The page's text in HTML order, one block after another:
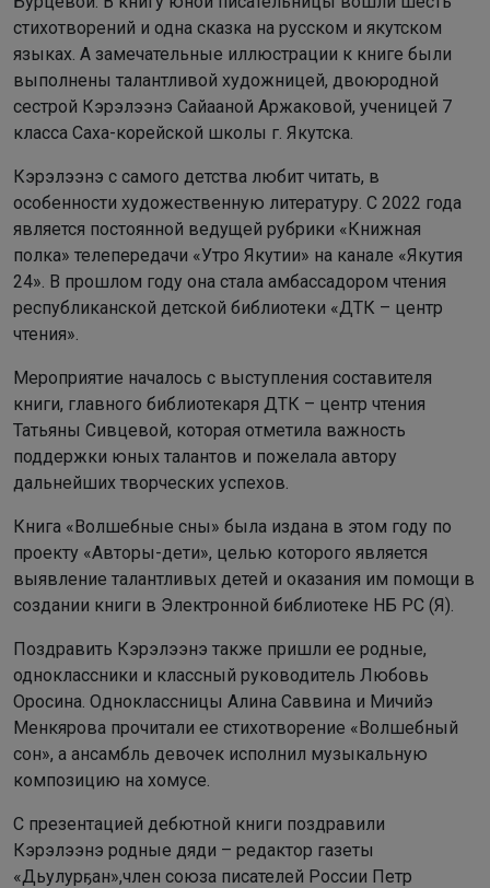
стихотворений и одна сказка на русском и якутском
языках. А замечательные иллюстрации к книге были
выполнены талантливой художницей, двоюродной
сестрой Кэрэлээнэ Сайааной Аржаковой, ученицей 7
класса Саха-корейской школы г. Якутска.
Кэрэлээнэ с самого детства любит читать, в
особенности художественную литературу. С 2022 года
является постоянной ведущей рубрики «Книжная
полка» телепередачи «Утро Якутии» на канале «Якутия
24». В прошлом году она стала амбассадором чтения
республиканской детской библиотеки «ДТК – центр
чтения».
Мероприятие началось с выступления составителя
книги, главного библиотекаря ДТК – центр чтения
Татьяны Сивцевой, которая отметила важность
поддержки юных талантов и пожелала автору
дальнейших творческих успехов.
Книга «Волшебные сны» была издана в этом году по
проекту «Авторы-дети», целью которого является
выявление талантливых детей и оказания им помощи в
создании книги в Электронной библиотеке НБ РС (Я).
Поздравить Кэрэлээнэ также пришли ее родные,
одноклассники и классный руководитель Любовь
Оросина. Одноклассницы Алина Саввина и Мичийэ
Менкярова прочитали ее стихотворение «Волшебный
сон», а ансамбль девочек исполнил музыкальную
композицию на хомусе.
С презентацией дебютной книги поздравили
Кэрэлээнэ родные дяди – редактор газеты
«Дьулурҕан»,член союза писателей России Петр